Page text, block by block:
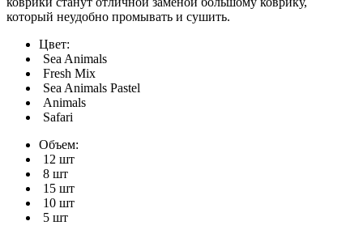
который неудобно промывать и сушить.
Цвет:
Sea Animals
Fresh Mix
Sea Animals Pastel
Animals
Safari
Объем:
12 шт
8 шт
15 шт
10 шт
5 шт